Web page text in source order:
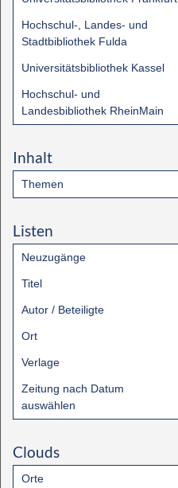
Hochschul-, Landes- und
Stadtbibliothek Fulda
Universitätsbibliothek Kassel
Hochschul- und
Landesbibliothek RheinMain
Inhalt
Themen
Listen
Neuzugänge
Titel
Autor / Beteiligte
Ort
Verlage
Zeitung nach Datum
auswählen
Clouds
Orte